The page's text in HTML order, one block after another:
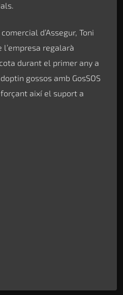
d’Assegur, Toni
l’empresa regalarà
durant el primer any a
gossos amb GosSOS
així el suport a